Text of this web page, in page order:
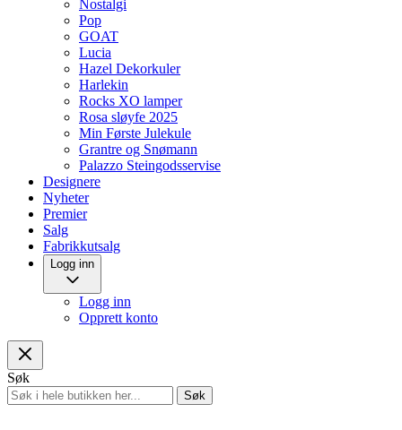
Nostalgi
Pop
GOAT
Lucia
Hazel Dekorkuler
Harlekin
Rocks XO lamper
Rosa sløyfe 2025
Min Første Julekule
Grantre og Snømann
Palazzo Steingodsservise
Designere
Nyheter
Premier
Salg
Fabrikkutsalg
Logg inn
Logg inn
Opprett konto
Søk
Søk